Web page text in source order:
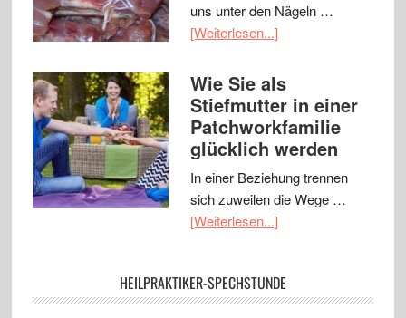
uns unter den Nägeln …
[Weiterlesen...]
Wie Sie als
Stiefmutter in einer
Patchworkfamilie
glücklich werden
In einer Beziehung trennen
sich zuweilen die Wege …
[Weiterlesen...]
HEILPRAKTIKER-SPECHSTUNDE